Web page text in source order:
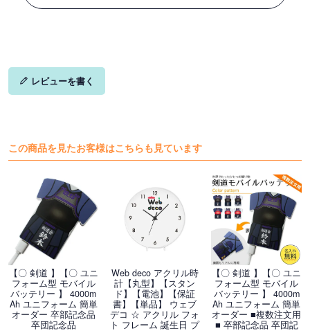
レビューを書く
この商品を見たお客様はこちらも見ています
【〇 剣道 】【〇 ユニ
フォーム型 モバイル
バッテリー 】 4000m
Ah ユニフォーム 簡単
オーダー 卒部記念品
卒団記念品
Web deco アクリル時
計【丸型】【スタン
ド】【電池】【保証
書】【単品】 ウェブ
デコ ☆ アクリル フォ
ト フレーム 誕生日 プ
【〇 剣道 】【〇 ユニ
フォーム型 モバイル
バッテリー 】 4000m
Ah ユニフォーム 簡単
オーダー ■複数注文用
■ 卒部記念品 卒団記